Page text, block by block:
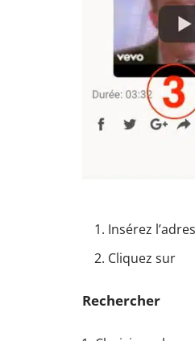
Insérez
Cliquez sur
Rechercher